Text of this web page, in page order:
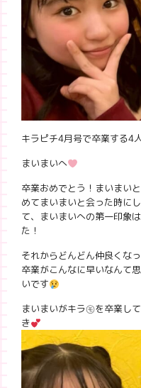
キラピチ4月号で卒業する4
まいまいへ
卒業おめでとう！まいまい
めてまいまいと会った時に
て、まいまいへの第一印象
た！
それからどんどん仲良くな
卒業がこんなに早いなんて
いです
まいまいがキラ㋲を卒業し
き